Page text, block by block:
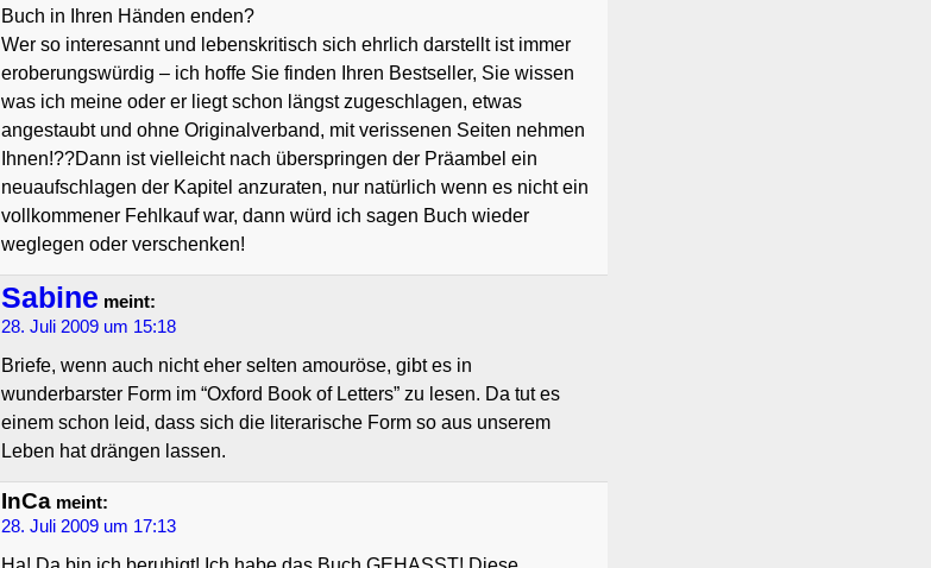
Buch in Ihren Händen enden?
Wer so interesannt und lebenskritisch sich ehrlich darstellt ist immer
eroberungswürdig – ich hoffe Sie finden Ihren Bestseller, Sie wissen
was ich meine oder er liegt schon längst zugeschlagen, etwas
angestaubt und ohne Originalverband, mit verissenen Seiten nehmen
Ihnen!??Dann ist vielleicht nach überspringen der Präambel ein
neuaufschlagen der Kapitel anzuraten, nur natürlich wenn es nicht ein
vollkommener Fehlkauf war, dann würd ich sagen Buch wieder
weglegen oder verschenken!
Sabine meint:
28. Juli 2009 um 15:18
Briefe, wenn auch nicht eher selten amouröse, gibt es in
wunderbarster Form im “Oxford Book of Letters” zu lesen. Da tut es
einem schon leid, dass sich die literarische Form so aus unserem
Leben hat drängen lassen.
InCa meint:
28. Juli 2009 um 17:13